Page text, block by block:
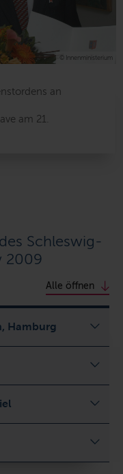
© Innenministerium
an
am 21.
Schleswig-
2009
Alle öffnen
Hamburg